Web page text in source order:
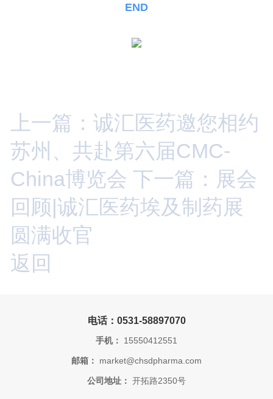
END
上一篇：诚汇医药邀您相约
苏州、共赴第六届CMC-
China博览会 下一篇：展会
回顾|诚汇医药埃及制药展
圆满收官
返回
电话：0531-58897070
手机： 15550412551
邮箱： market@chsdpharma.com
公司地址： 开拓路2350号